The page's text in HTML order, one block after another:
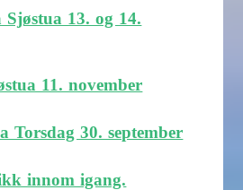
13. og 14.
11. november
Torsdag 30. september
innom igang.